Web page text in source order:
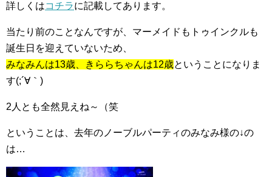
詳しくはコチラに記載してあります。
当たり前のことなんですが、マーメイドもトゥインクルも
誕生日を迎えていないため、
みなみんは13歳、きららちゃんは12歳ということになりま
す(;´∀｀)
2人とも全然見えね～（笑
ということは、去年のノーブルパーティのみなみ様の↓の
は…